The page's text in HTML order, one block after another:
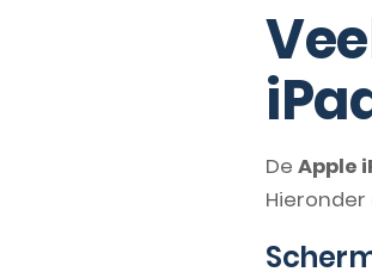
De Apple